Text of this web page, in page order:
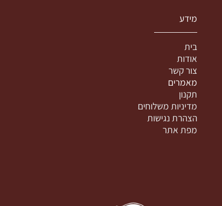
מידע
בית
אודות
צור קשר
מאמרים
תקנון
מדיניות משלוחים
הצהרת נגישות
מפת אתר